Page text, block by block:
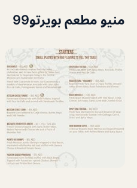
منيو مطعم بويرتو99